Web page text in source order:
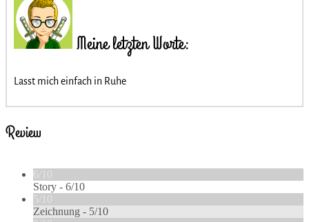
Meine letzten Worte:
Lasst mich einfach in Ruhe
Review
6/10
Story - 6/10
5/10
Zeichnung - 5/10